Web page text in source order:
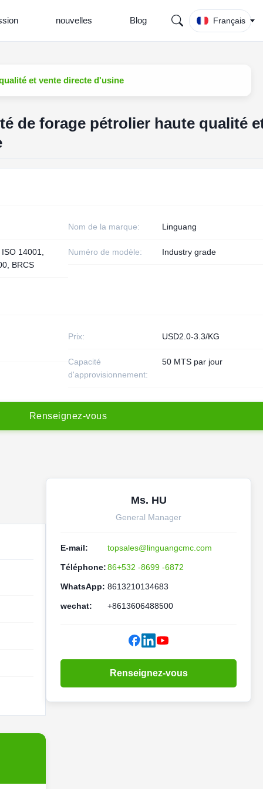
nouvelles Blog Français
et vente directe d'usine
de forage pétrolier haute qualité
Nom de la marque: Linguang
14001,
BRCS
Numéro de modèle: Industry grade
Prix: USD2.0-3.3/KG
Capacité
d'approvisionnement:
50 MTS par jour
Renseignez-vous
Ms. HU
General Manager
E-mail: topsales@linguangcmc.com
Téléphone:86+532 -8699 -6872
WhatsApp: 8613210134683
wechat: +8613606488500
Renseignez-vous